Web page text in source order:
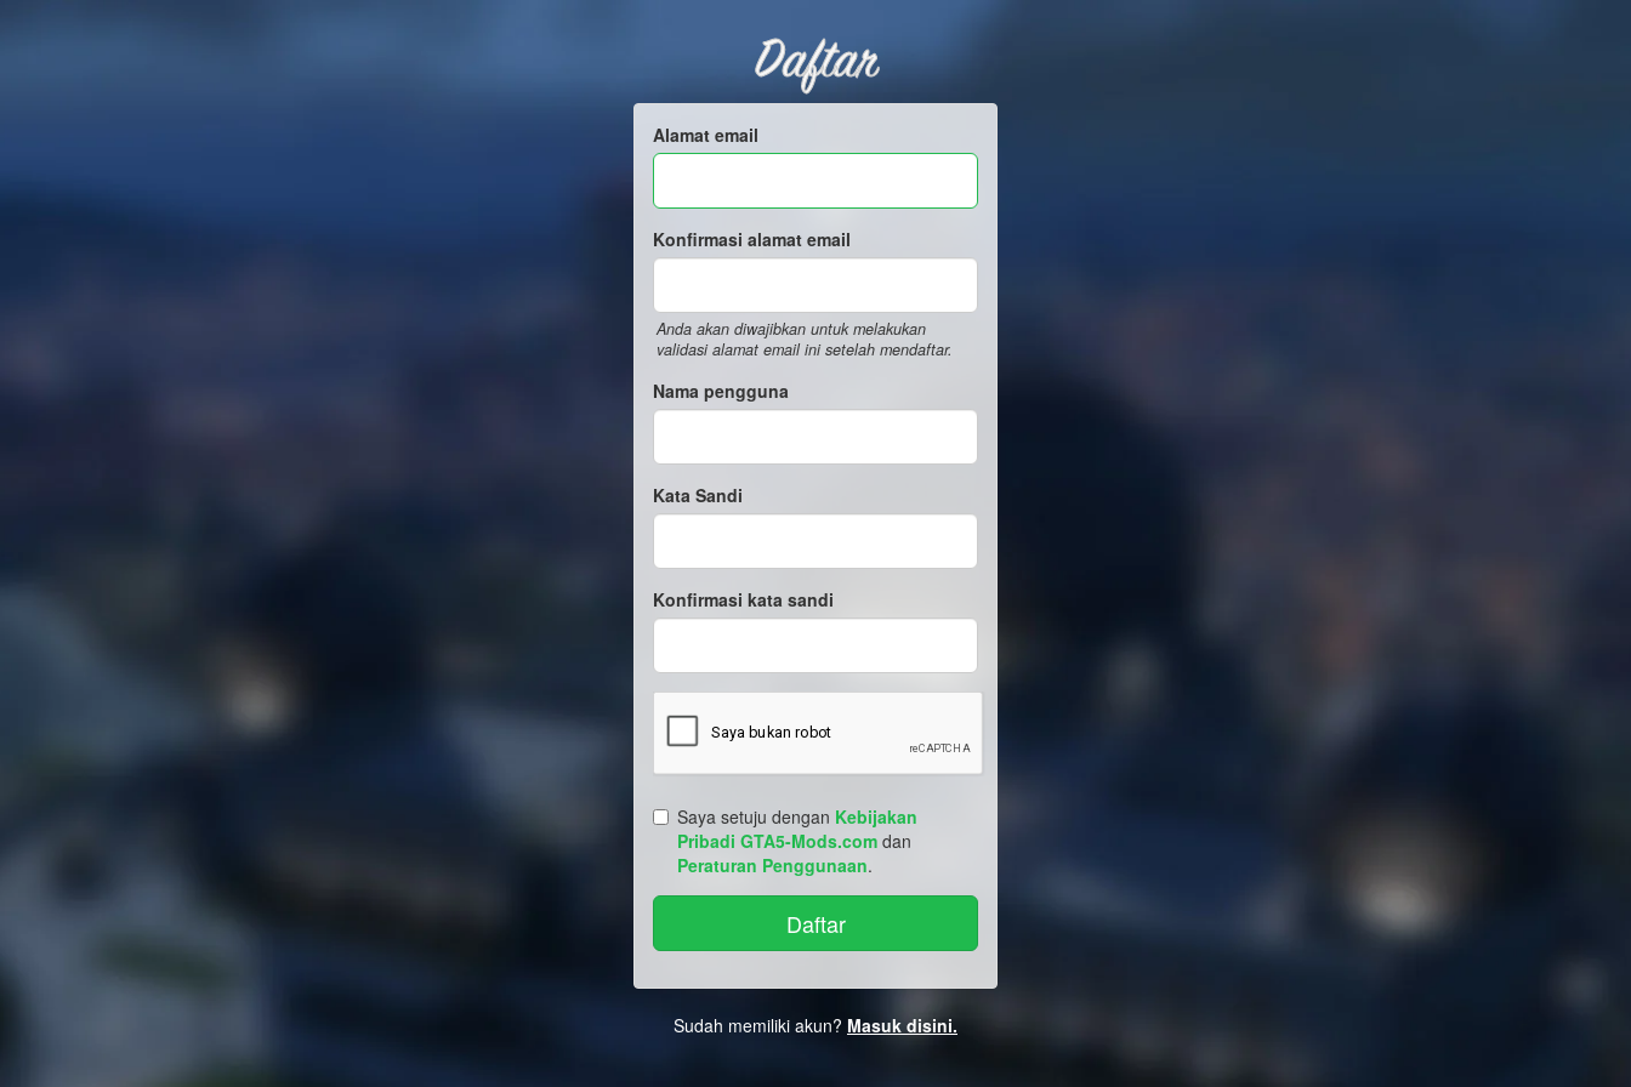
Daftar
Alamat email
Konfirmasi alamat email
Anda akan diwajibkan untuk melakukan
validasi alamat email ini setelah mendaftar.
Nama pengguna
Kata Sandi
Konfirmasi kata sandi
Saya setuju dengan Kebijakan
Pribadi GTA5-Mods.com dan
Peraturan Penggunaan.
Sudah memiliki akun? Masuk disini.